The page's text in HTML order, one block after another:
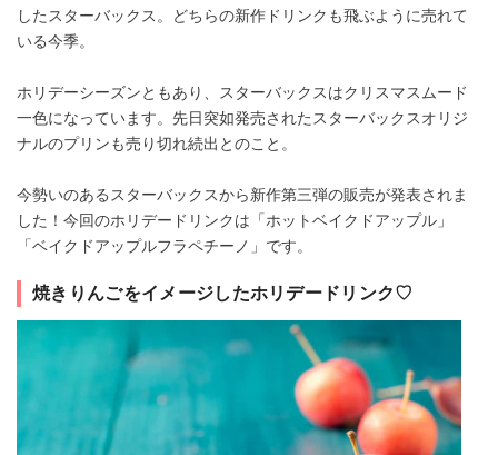
したスターバックス。どちらの新作ドリンクも飛ぶように売れて
いる今季。
ホリデーシーズンともあり、スターバックスはクリスマスムード
一色になっています。先日突如発売されたスターバックスオリジ
ナルのプリンも売り切れ続出とのこと。
今勢いのあるスターバックスから新作第三弾の販売が発表されま
した！今回のホリデードリンクは「ホットベイクドアップル」
「ベイクドアップルフラペチーノ」です。
焼きりんごをイメージしたホリデードリンク♡